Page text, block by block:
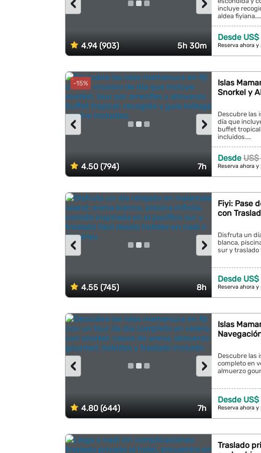
4.94 (903) 5h 30m
incluye
aldea fiyiana....
Desde US$
Reserva ahora
-15%
4.50 (794) 7h
›
‹
Islas
Snorkel y
Descubre las
día que
buffet
incluidos....
Desde US$
Reserva ahora
4.55 (745) 8h
›
‹
Fiyi: Pase
con
Disfruta un
blanca,
sur y traslado
Desde US$
Reserva ahora
4.80 (644) 7h
›
‹
Islas
Descubre las
completo en
almuerzo
Desde US$
Reserva ahora
Traslado